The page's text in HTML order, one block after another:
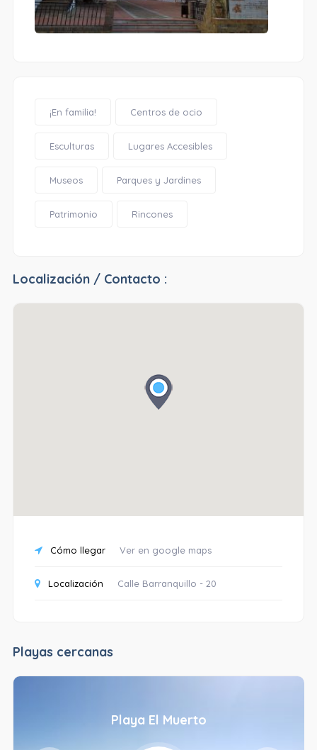
¡En familia! Centros de ocio
Esculturas Lugares Accesibles
Museos Parques y Jardines
Patrimonio Rincones
Localización / Contacto :
Cómo llegar Ver en google maps
Localización Calle Barranquillo - 20
Playas cercanas
Playa El Muerto